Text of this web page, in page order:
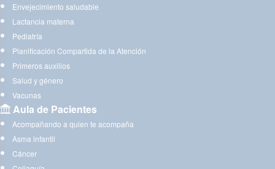
Envejecimiento saludable
Lactancia materna
Pediatría
Planificación Compartida de la Atención
Primeros auxilios
Salud y género
Vacunas
Aula de Pacientes
Acompañando a quien te acompaña
Asma infantil
Cáncer